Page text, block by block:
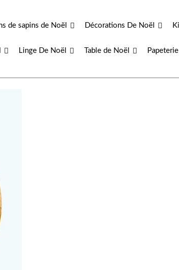
de sapins de Noël Décorations De Noël
Linge De Noël Table de Noël